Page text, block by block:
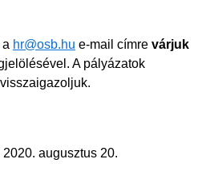
hr@osb.hu e-mail címre várjuk
A pályázatok
2020. augusztus 20.